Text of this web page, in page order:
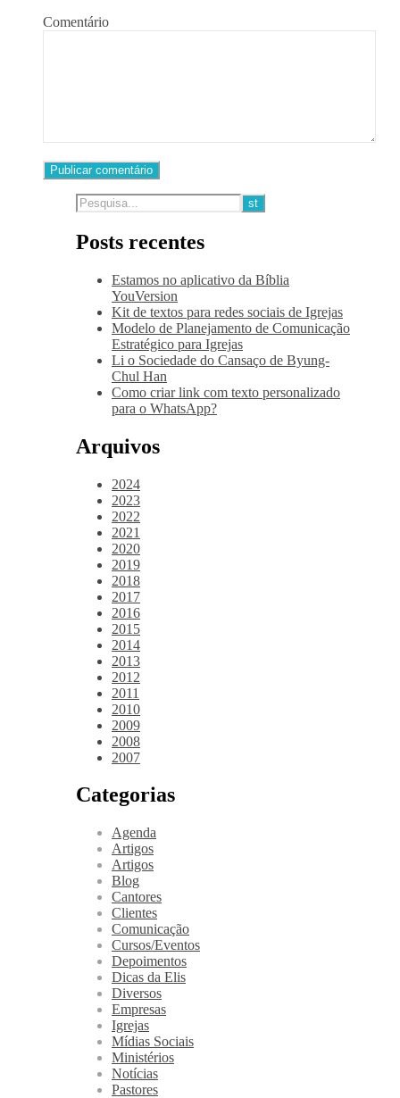
Comentário
Posts recentes
Estamos no aplicativo da Bíblia
YouVersion
Kit de textos para redes sociais de Igrejas
Modelo de Planejamento de Comunicação
Estratégico para Igrejas
Li o Sociedade do Cansaço de Byung-
Chul Han
Como criar link com texto personalizado
para o WhatsApp?
Arquivos
2024
2023
2022
2021
2020
2019
2018
2017
2016
2015
2014
2013
2012
2011
2010
2009
2008
2007
Categorias
Agenda
Artigos
Artigos
Blog
Cantores
Clientes
Comunicação
Cursos/Eventos
Depoimentos
Dicas da Elis
Diversos
Empresas
Igrejas
Mídias Sociais
Ministérios
Notícias
Pastores